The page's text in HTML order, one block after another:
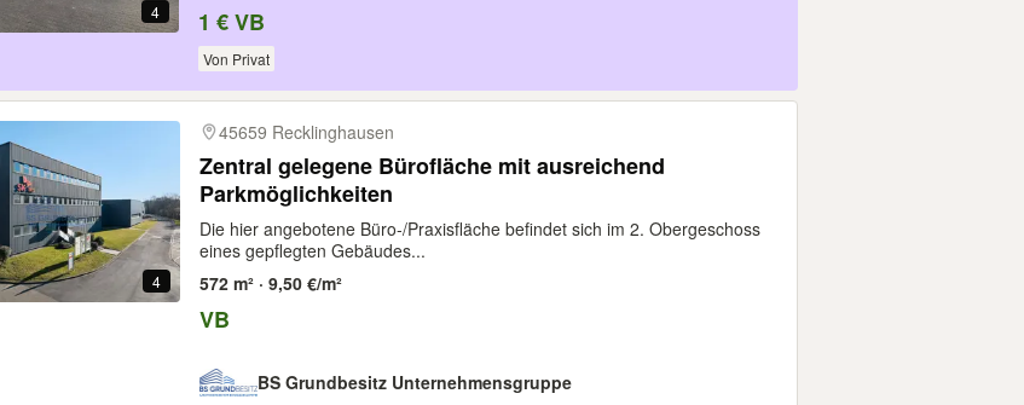
4 1 € VB
Von Privat
4
45659 Recklinghausen
Zentral gelegene Bürofläche mit ausreichend
Parkmöglichkeiten
Die hier angebotene Büro‑/Praxisfläche befindet sich im 2. Obergeschoss
eines gepflegten Gebäudes...
572 m² · 9,50 €/m²
VB
BS Grundbesitz Unternehmensgruppe